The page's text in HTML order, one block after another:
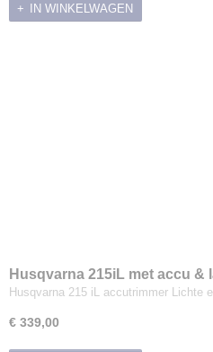
IN WINKELWAGEN
Husqvarna 215iL met accu &
Husqvarna 215 iL accutrimmer Lichte
€ 339,00